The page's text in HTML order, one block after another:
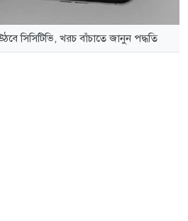
সিসিটিভি, খরচ বাঁচাতে জানুন পদ্ধতি